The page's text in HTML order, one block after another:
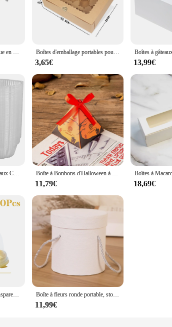
Grande boîte de pique-nique en papier kraft avec fenêtre transparente, boîte-cadeau pour strass, dessert Tiramisu, boîte à gâteaux, boîte d'emballage cadeau de fête, outil de poulet Boîtes d'emballage portables pour gâteaux Chi, récipient à muffins, carton à dessert Chamonix, 12 cavités, cadeaux de Noël et de fête de mariage
3,65€ 13,99€
Boîte d'Emballage de Gâteaux Chi, Conteneur de Muffins, Support de Dessert pour Mariage, ixd'Anniversaire, Fournitures de Décoration, Réception-Cadeau pour Bébé, 30/50 Pièces Boîte à Bonbons d'Halloween à Motif de Dessin Animé Créatif, Emballage en Papier pour Biscuits au Chocolat, ixde Festival, Cadeau pour Enfant, 10 Pièces
11,79€ 18,69€
Mini Boîte à Gâteaux Transparente, Conteneur, Transparent, Chi Gâteau, avant, Cuisson Padramatique, Boîtes d'Emballage, Fournitures de ixde Mariage, Cadeaux, 50Pcs Boîte à fleurs ronde portable, stockage de bonbons, rose de mariage, emballage de cadeaux de fête, décor de la fête de Léon, HDPE27
11,99€